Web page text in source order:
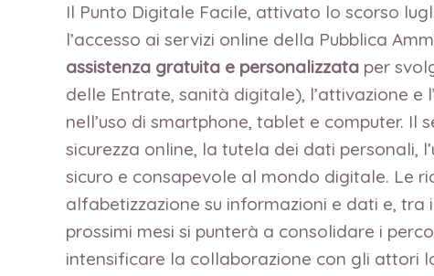
Il Punto Digitale Facile, attivato lo scorso
l’accesso ai servizi online della Pubblica
assistenza gratuita e personalizzata per
delle Entrate, sanità digitale), l’attivazione
nell’uso di smartphone, tablet e computer.
sicurezza online, la tutela dei dati personali,
sicuro e consapevole al mondo digitale. Le
alfabetizzazione su informazioni e dati e, tra
prossimi mesi si punterà a consolidare i
intensificare la collaborazione con gli attori